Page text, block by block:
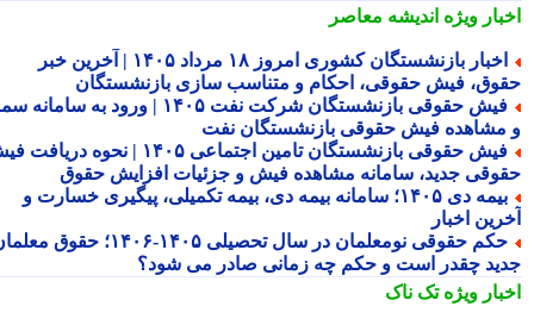
ویژهاندیشه معاصر
اخبار بازنشستگان کشوری امروز ۱۸ مرداد ۱۴۰۵ | آخرین خبر
فیش حقوقی، احکام و متناسب سازی بازنشستگان
فیش حقوقی بازنشستگان شرکت نفت ۱۴۰۵ | ورود به سامانه سما
فیش حقوقی بازنشستگان نفت
فیش حقوقی بازنشستگان تامین اجتماعی ۱۴۰۵ | نحوه دریافت فیش
جدید، سامانه مشاهده فیش و جزئیات افزایش حقوق
بیمه دی ۱۴۰۵؛ سامانه بیمه دی، بیمه تکمیلی، پیگیری خسارت و
اخبار
حکم حقوقی نومعلمان در سال تحصیلی ۱۴۰۵-۱۴۰۶؛ حقوق معلمان
چقدر است و حکم چه زمانی صادر می شود؟
ویژهتک ناک